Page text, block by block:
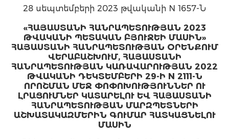
28 սեպտեմբերի 2023 թվականի N 1657-Ն
«ՀԱՅԱՍՏԱՆԻ ՀԱՆՐԱՊԵՏՈՒԹՅԱՆ 2023
ԹՎԱԿԱՆԻ ՊԵՏԱԿԱՆ ԲՅՈՒՋԵԻ ՄԱՍԻՆ»
ՀԱՅԱՍՏԱՆԻ ՀԱՆՐԱՊԵՏՈՒԹՅԱՆ ՕՐԵՆՔՈՒՄ
ՎԵՐԱԲԱՇԽՈՒՄ, ՀԱՅԱՍՏԱՆԻ
ՀԱՆՐԱՊԵՏՈՒԹՅԱՆ ԿԱՌԱՎԱՐՈՒԹՅԱՆ 2022
ԹՎԱԿԱՆԻ ԴԵԿՏԵՄԲԵՐԻ 29-Ի N 2111-Ն
ՈՐՈՇՄԱՆ ՄԵՋ ՓՈՓՈԽՈՒԹՅՈՒՆՆԵՐ ՈՒ
ԼՐԱՑՈՒՄՆԵՐ ԿԱՏԱՐԵԼՈՒ ԵՎ ՀԱՅԱՍՏԱՆԻ
ՀԱՆՐԱՊԵՏՈՒԹՅԱՆ ՄԱՐԶՊԵՏՆԵՐԻ
ԱՇԽԱՏԱԿԱԶՄԵՐԻՆ ԳՈՒՄԱՐ ՀԱՏԿԱՑՆԵԼՈՒ
ՄԱՍԻՆ